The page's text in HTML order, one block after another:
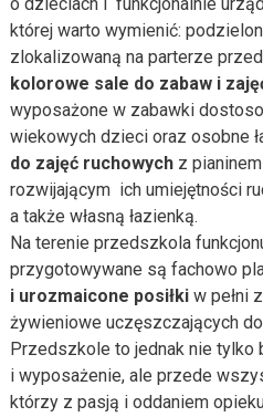
której warto wymienić:
zlokalizowaną na parterze
kolorowe sale do zabaw i
wyposażone w zabawki
wiekowych dzieci oraz osobne
do zajęć ruchowychz
rozwijającym ich umiejętności
a także własną łazienką.
Na terenie przedszkola
przygotowywane są fachowo
i urozmaicone posiłkiw pełni
żywieniowe uczęszczających
Przedszkole to jednak nie tylko
i wyposażenie, ale przede
którzy z pasją i oddaniem